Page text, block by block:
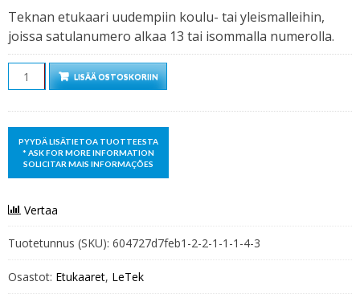
Teknan etukaari uudempiin koulu- tai yleismalleihin,
joissa satulanumero alkaa 13 tai isommalla numerolla.
Määrä LISÄÄ OSTOSKORIIN
Vertaa
Tuotetunnus (SKU): 604727d7feb1-2-2-1-1-1-4-3
Osastot: Etukaaret, LeTek